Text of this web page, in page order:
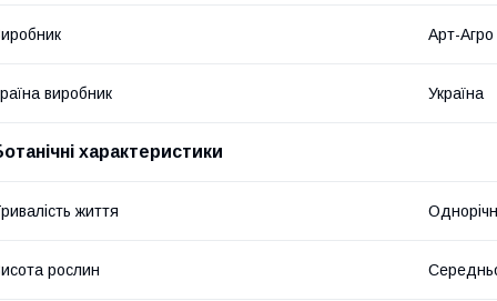
Арт-Агро
виробник Україна
характеристики
життя
рослин